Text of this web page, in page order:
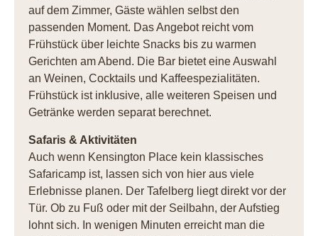
auf dem Zimmer, Gäste wählen selbst den
passenden Moment. Das Angebot reicht vom
Frühstück über leichte Snacks bis zu warmen
Gerichten am Abend. Die Bar bietet eine Auswahl
an Weinen, Cocktails und Kaffeespezialitäten.
Frühstück ist inklusive, alle weiteren Speisen und
Getränke werden separat berechnet.
Safaris & Aktivitäten
Auch wenn Kensington Place kein klassisches
Safaricamp ist, lassen sich von hier aus viele
Erlebnisse planen. Der Tafelberg liegt direkt vor der
Tür. Ob zu Fuß oder mit der Seilbahn, der Aufstieg
lohnt sich. In wenigen Minuten erreicht man die